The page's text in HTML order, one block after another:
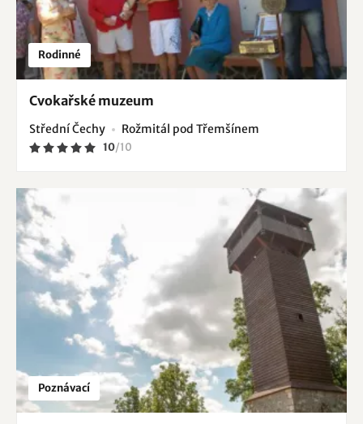
Rodinné
Cvokařské muzeum
Střední Čechy Rožmitál pod Třemšínem
10/10
Poznávací